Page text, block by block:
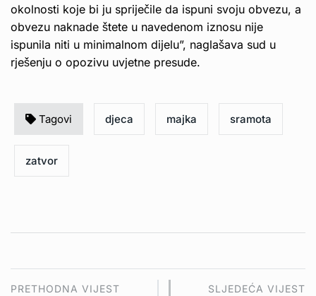
okolnosti koje bi ju spriječile da ispuni svoju obvezu, a
obvezu naknade štete u navedenom iznosu nije
ispunila niti u minimalnom dijelu”, naglašava sud u
rješenju o opozivu uvjetne presude.
Tagovi djeca majka sramota
zatvor
PRETHODNA VIJEST SLJEDEĆA VIJEST